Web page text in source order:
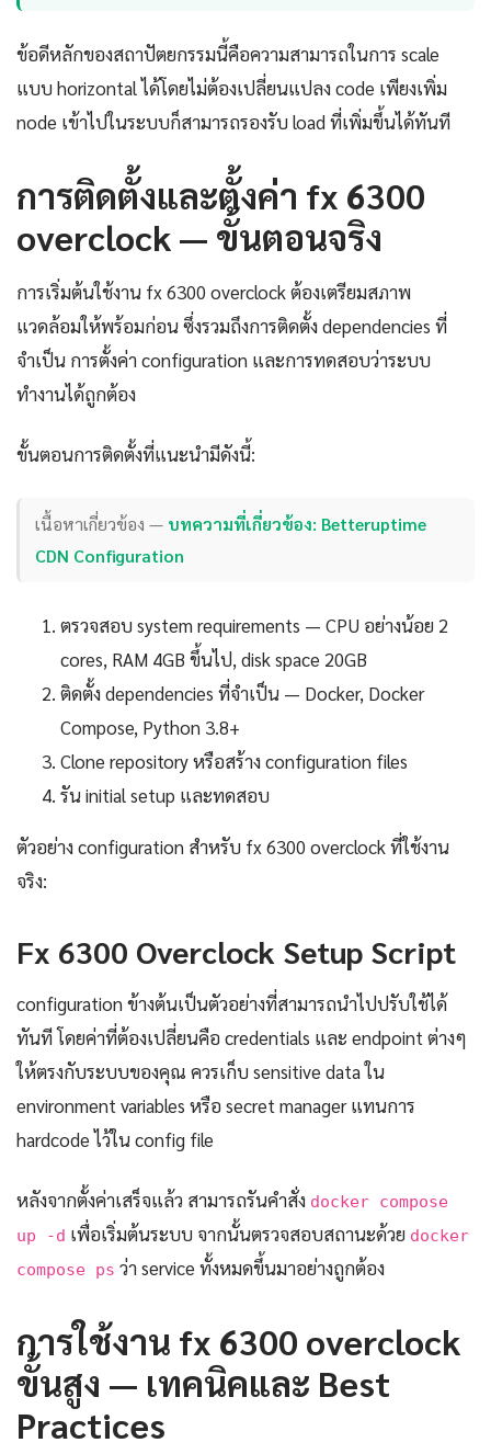
ข้อดีหลักของสถาปัตยกรรมนี้คือความสามารถในการ scale
แบบ horizontal ได้โดยไม่ต้องเปลี่ยนแปลง code เพียงเพิ่ม
node เข้าไปในระบบก็สามารถรองรับ load ที่เพิ่มขึ้นได้ทันที
การติดตั้งและตั้งค่า fx 6300
overclock — ขั้นตอนจริง
การเริ่มต้นใช้งาน fx 6300 overclock ต้องเตรียมสภาพ
แวดล้อมให้พร้อมก่อน ซึ่งรวมถึงการติดตั้ง dependencies ที่
จำเป็น การตั้งค่า configuration และการทดสอบว่าระบบ
ทำงานได้ถูกต้อง
ขั้นตอนการติดตั้งที่แนะนำมีดังนี้:
เนื้อหาเกี่ยวข้อง — บทความที่เกี่ยวข้อง: Betteruptime
CDN Configuration
ตรวจสอบ system requirements — CPU อย่างน้อย 2
cores, RAM 4GB ขึ้นไป, disk space 20GB
ติดตั้ง dependencies ที่จำเป็น — Docker, Docker
Compose, Python 3.8+
Clone repository หรือสร้าง configuration files
รัน initial setup และทดสอบ
ตัวอย่าง configuration สำหรับ fx 6300 overclock ที่ใช้งาน
จริง:
Fx 6300 Overclock Setup Script
configuration ข้างต้นเป็นตัวอย่างที่สามารถนำไปปรับใช้ได้
ทันที โดยค่าที่ต้องเปลี่ยนคือ credentials และ endpoint ต่างๆ
ให้ตรงกับระบบของคุณ ควรเก็บ sensitive data ใน
environment variables หรือ secret manager แทนการ
hardcode ไว้ใน config file
หลังจากตั้งค่าเสร็จแล้ว สามารถรันคำสั่ง docker compose
up -d เพื่อเริ่มต้นระบบ จากนั้นตรวจสอบสถานะด้วย docker
compose ps ว่า service ทั้งหมดขึ้นมาอย่างถูกต้อง
การใช้งาน fx 6300 overclock
ขั้นสูง — เทคนิคและ Best
Practices